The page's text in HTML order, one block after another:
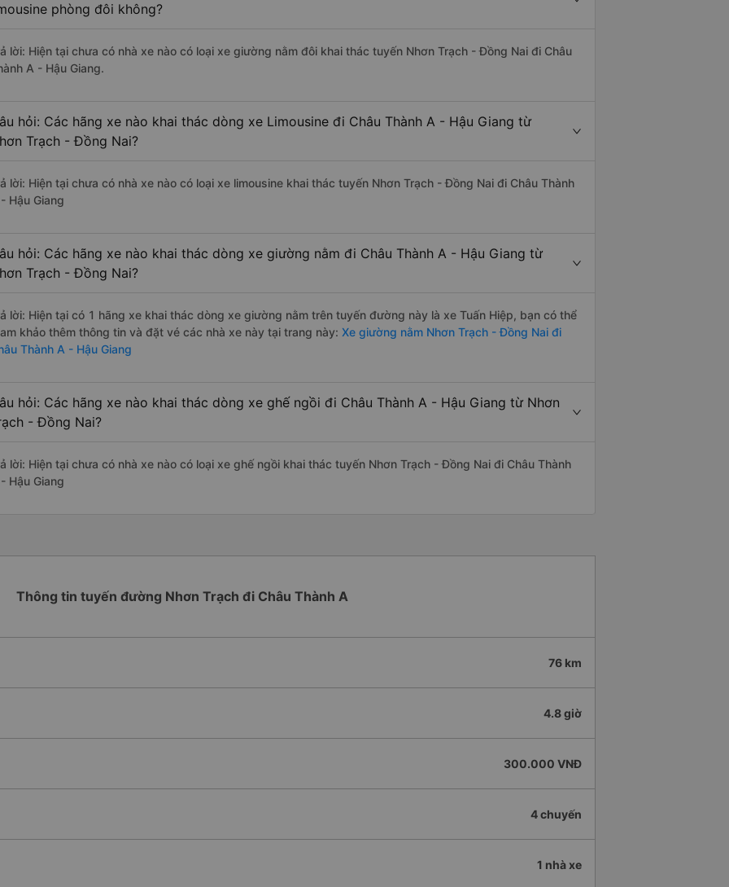
phòng đôi không?
lời: Hiện tại chưa có nhà xe nào có loại xe giường nằm đôi khai thác tuyến Nhơn Trạch - Đồng Nai đi Châu
A - Hậu Giang.
hỏi: Các hãng xe nào khai thác dòng xe Limousine đi Châu Thành A - Hậu Giang từ
Trạch - Đồng Nai?
lời: Hiện tại chưa có nhà xe nào có loại xe limousine khai thác tuyến Nhơn Trạch - Đồng Nai đi Châu Thành
Hậu Giang
hỏi: Các hãng xe nào khai thác dòng xe giường nằm đi Châu Thành A - Hậu Giang từ
Trạch - Đồng Nai?
lời: Hiện tại có 1 hãng xe khai thác dòng xe giường nằm trên tuyến đường này là xe Tuấn Hiệp, bạn có thể
khảo thêm thông tin và đặt vé các nhà xe này tại trang này: Xe giường nằm Nhơn Trạch - Đồng Nai đi
Thành A - Hậu Giang
hỏi: Các hãng xe nào khai thác dòng xe ghế ngồi đi Châu Thành A - Hậu Giang từ Nhơn
- Đồng Nai?
lời: Hiện tại chưa có nhà xe nào có loại xe ghế ngồi khai thác tuyến Nhơn Trạch - Đồng Nai đi Châu Thành
Hậu Giang
Thông tin tuyến đường Nhơn Trạch đi Châu Thành A
76 km
4.8 giờ
300.000 VNĐ
4 chuyến
1 nhà xe